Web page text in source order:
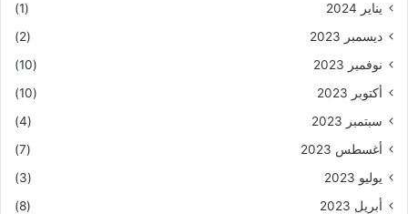
يناير 2024
(1)
ديسمبر 2023
(2)
نوفمبر 2023
(10)
أكتوبر 2023
(10)
سبتمبر 2023
(4)
أغسطس 2023
(7)
يوليو 2023
(3)
أبريل 2023
(8)